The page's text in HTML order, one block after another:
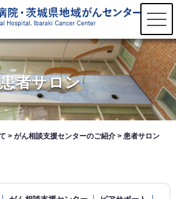
t
o
g
g
l
e
n
a
v
i
g
a
t
患者サロン
>がん相談支援センターのご紹介 >患者サロン